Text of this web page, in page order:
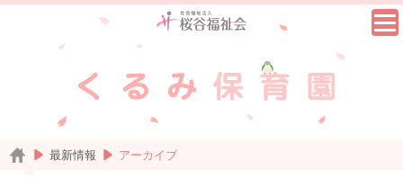
最新情報 アーカイブ